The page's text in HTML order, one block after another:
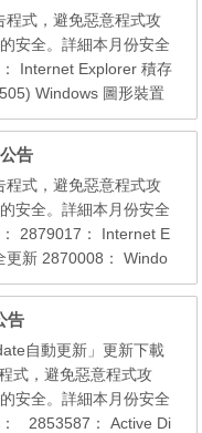
程式，避免惡意程式攻
安全。詳細本月份安全
Internet Explorer 積存
Windows 圖形裝置
可能會允許遠端執行程
Kill Bit (刪除位元) 的
Microsoft Offic
能會允許遠端執行程式
中的資訊安全風險可
告
程式，避免惡意程式攻
安全。詳細本月份安全
2879017： Internet E
更新 2870008： Windo
中的資訊安全風險可能
2878890： .NET Fra
風險可能會允許遠端執
Windows 通用控制項程
可能會允許遠端執行程
告
自動更新」更新下載
式，避免惡意程式攻
安全。詳細本月份安全
2853587： Active Di